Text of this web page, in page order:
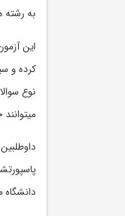
به رشته
این
کرده و